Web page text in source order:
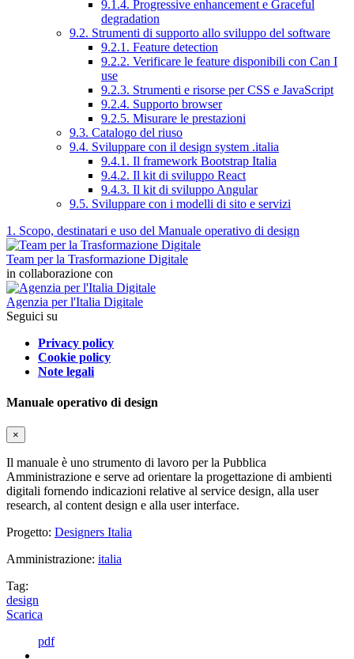
9.1.4. Progressive enhancement e Graceful
degradation
9.2. Strumenti di supporto allo sviluppo del software
9.2.1. Feature detection
9.2.2. Verificare le feature disponibili con Can I
use
9.2.3. Strumenti e risorse per CSS e JavaScript
9.2.4. Supporto browser
9.2.5. Misurare le prestazioni
9.3. Catalogo del riuso
9.4. Sviluppare con il design system .italia
9.4.1. Il framework Bootstrap Italia
9.4.2. Il kit di sviluppo React
9.4.3. Il kit di sviluppo Angular
9.5. Sviluppare con i modelli di sito e servizi
1. Scopo, destinatari e uso del Manuale operativo di design
Team per la Trasformazione Digitale
in collaborazione con
Agenzia per l'Italia Digitale
Seguici su
Privacy policy
Cookie policy
Note legali
Manuale operativo di design
×
Il manuale è uno strumento di lavoro per la Pubblica
Amministrazione e serve ad orientare la progettazione di ambienti
digitali fornendo indicazioni relative al service design, alla user
research, al content design e alla user interface.
Progetto: Designers Italia
Amministrazione: italia
Tag:
design
Scarica
pdf